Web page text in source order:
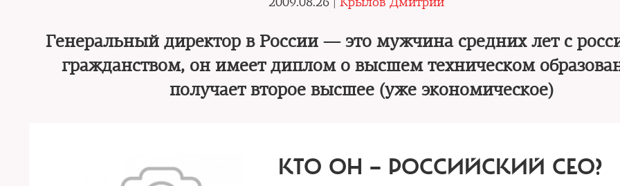
Генеральный директор в России — это мужчина средних лет с
гражданством, он имеет диплом о высшем техническом
получает второе высшее (уже экономическое)
КТО ОН — РОССИЙСКИЙ СЕО?